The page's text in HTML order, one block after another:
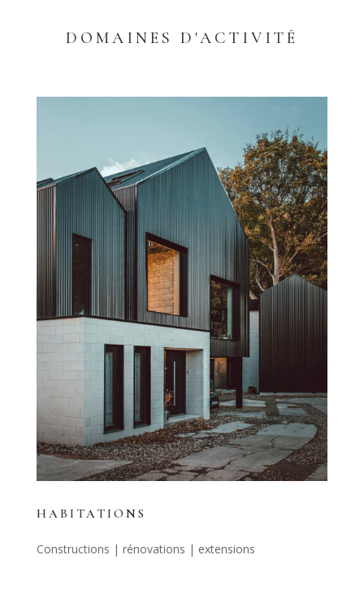
DOMAINES D'ACTIVITÉ
HABITATIONS
Constructions | rénovations | extensions